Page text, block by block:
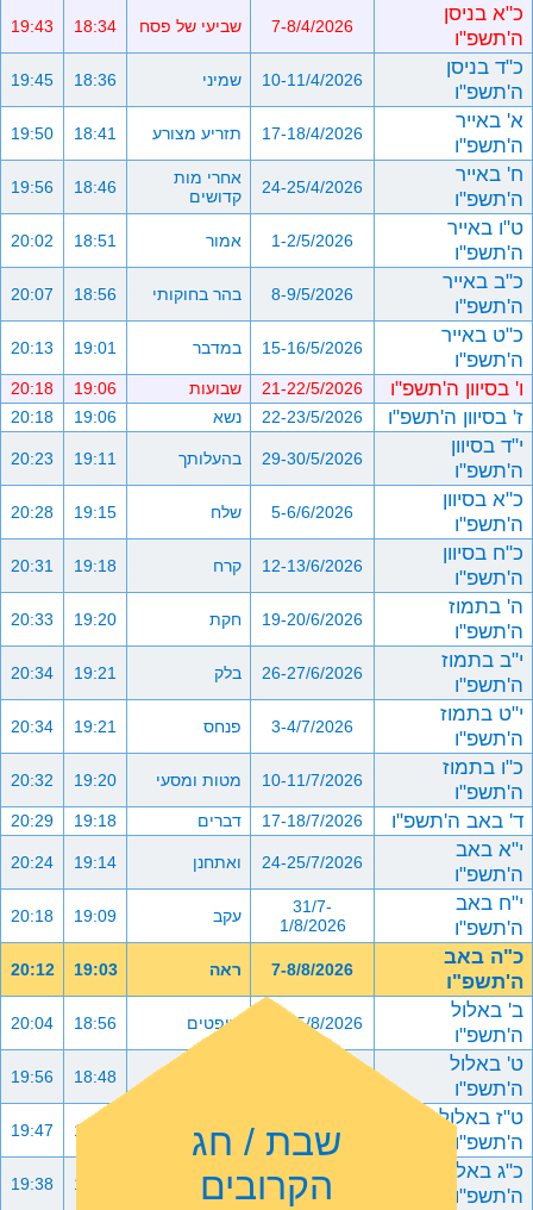
כ"א בניסן
ה'תשפ"ו
7-8/4/2026 שביעי של פסח 18:34
19:43
כ"ד בניסן
ה'תשפ"ו
10-11/4/2026 שמיני 18:36
19:45
א' באייר
ה'תשפ"ו
17-18/4/2026 תזריע מצורע 18:41
19:50
ח' באייר
ה'תשפ"ו
24-25/4/2026
אחרי מות
קדושים
18:46
19:56
ט"ו באייר
ה'תשפ"ו
1-2/5/2026 אמור 18:51
20:02
כ"ב באייר
ה'תשפ"ו
8-9/5/2026 בהר בחוקותי 18:56
20:07
כ"ט באייר
ה'תשפ"ו
15-16/5/2026 במדבר 19:01
20:13
ו' בסיוון ה'תשפ"ו 21-22/5/2026 שבועות 19:06
20:18
ז' בסיוון ה'תשפ"ו 22-23/5/2026 נשא 19:06
20:18
י"ד בסיוון
ה'תשפ"ו
29-30/5/2026 בהעלותך 19:11
20:23
כ"א בסיוון
ה'תשפ"ו
5-6/6/2026 שלח 19:15
20:28
כ"ח בסיוון
ה'תשפ"ו
12-13/6/2026 קרח 19:18
20:31
ה' בתמוז
ה'תשפ"ו
19-20/6/2026 חקת 19:20
20:33
י"ב בתמוז
ה'תשפ"ו
26-27/6/2026 בלק 19:21
20:34
י"ט בתמוז
ה'תשפ"ו
3-4/7/2026 פנחס 19:21
20:34
כ"ו בתמוז
ה'תשפ"ו
10-11/7/2026 מטות ומסעי 19:20
20:32
ד' באב ה'תשפ"ו 17-18/7/2026 דברים 19:18
20:29
י"א באב
ה'תשפ"ו
24-25/7/2026 ואתחנן 19:14
20:24
י"ח באב
ה'תשפ"ו
31/7-
1/8/2026
עקב 19:09
20:18
כ"ה באב
ה'תשפ"ו
7-8/8/2026 ראה 19:03
20:12
ב' באלול
ה'תשפ"ו
14-15/8/2026 שופטים 18:56
20:04
ט' באלול
ה'תשפ"ו
18:48
19:56
ט"ז באלול
ה'תשפ"ו
28-29/8/2026 כי תבוא 18:40
19:47
כ"ג באלול
ה'תשפ"ו
4-5/9/2026 ניצבים וילך 18:31
19:38
שבת / חג
הקרובים